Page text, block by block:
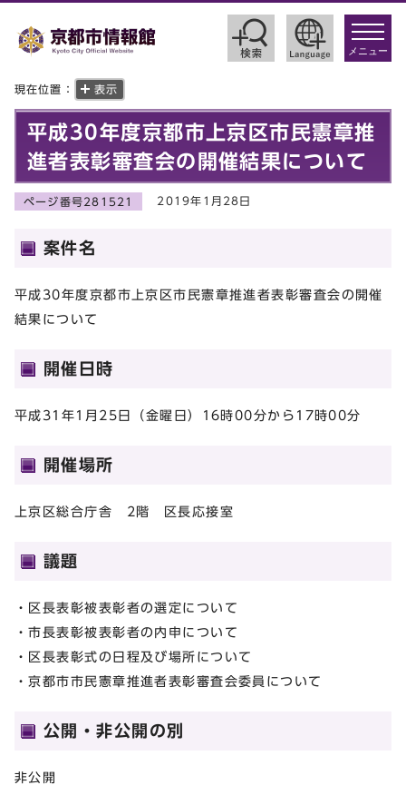
toggle
メニュー
現在位置： 表示
平成30年度京都市上京区市民憲章推
進者表彰審査会の開催結果について
ページ番号281521 2019年1月28日
案件名
平成30年度京都市上京区市民憲章推進者表彰審査会の開催
結果について
開催日時
平成31年1月25日（金曜日）16時00分から17時00分
開催場所
上京区総合庁舎 2階 区長応接室
議題
・区長表彰被表彰者の選定について
・市長表彰被表彰者の内申について
・区長表彰式の日程及び場所について
・京都市市民憲章推進者表彰審査会委員について
公開・非公開の別
非公開